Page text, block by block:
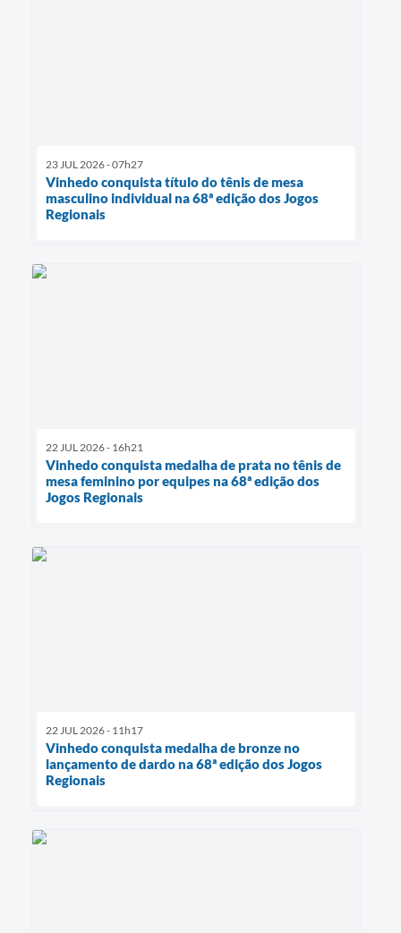
23 JUL 2026 - 07h27
Vinhedo conquista título do tênis de mesa
masculino individual na 68ª edição dos Jogos
Regionais
22 JUL 2026 - 16h21
Vinhedo conquista medalha de prata no tênis de
mesa feminino por equipes na 68ª edição dos
Jogos Regionais
22 JUL 2026 - 11h17
Vinhedo conquista medalha de bronze no
lançamento de dardo na 68ª edição dos Jogos
Regionais